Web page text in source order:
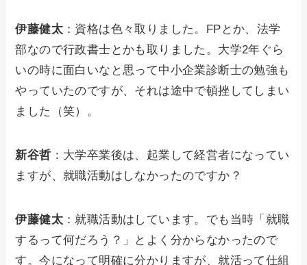
伊藤健太 ：資格は色々取りました。FPとか、法学
部なので行政書士とかも取りました。大学2年ぐら
いの時に面白いなと思って中小企業診断士の勉強も
やっていたのですが、それは途中で頓挫してしまい
ました（笑）。
新谷哲 ：大学卒業後は、起業して経営者になってい
ますが、就職活動はしなかったのですか？
伊藤健太 ：就職活動はしています。でも当時「就職
するって何だろう？」とよく分からなかったので
す。今になって明確に分かりますが、就活って仕組